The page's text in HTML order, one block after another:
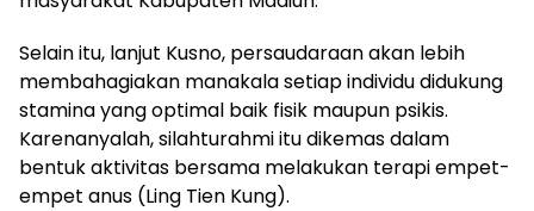
Selain itu, lanjut Kusno, persaudaraan akan lebih
membahagiakan manakala setiap individu didukung
stamina yang optimal baik fisik maupun psikis.
Karenanyalah, silahturahmi itu dikemas dalam
bentuk aktivitas bersama melakukan terapi empet-
empet anus (Ling Tien Kung).